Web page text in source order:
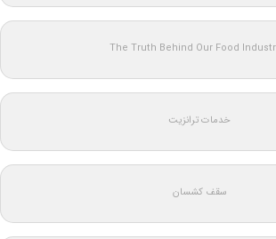
The Truth Behind Our Food
خدمات ترانزیت
سقف کشسان